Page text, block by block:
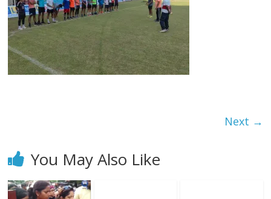
Next →
You May Also Like